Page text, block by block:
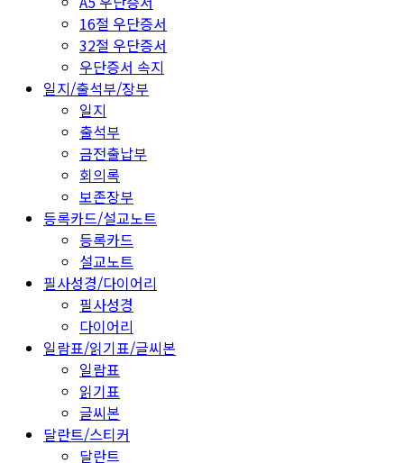
16절 우단증서
32절 우단증서
우단증서 속지
일지/출석부/장부
일지
출석부
금전출납부
회의록
보존장부
등록카드/설교노트
등록카드
설교노트
필사성경/다이어리
필사성경
다이어리
일람표/읽기표/글씨본
일람표
읽기표
글씨본
달란트/스티커
달란트